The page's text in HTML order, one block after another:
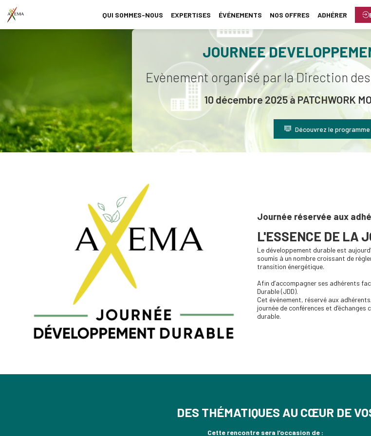
QUI SOMMES-NOUS EXPERTISES ÉVÉNEMENTS NOS OFFRES ADHÉRER
JOURNEE
Evènement organisé par la Direction
10 décembre 2025 à PATCHWORK
Découvrez le programme
Journée réservée aux
L'ESSENCE DE LA
Le développement durable est
soumis à un nombre croissant de
transition énergétique.
Afin d’accompagner ses adhérents
Durable (JDD).
Cet événement, réservé aux
journée de conférences et
durable.
DES THÉMATIQUES AU CŒUR DE
Cette rencontre sera l’occasion de :